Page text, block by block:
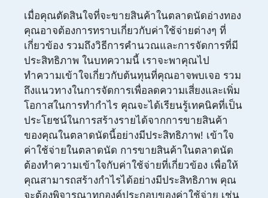
เมื่อคุณตัดสินใจที่จะขายสินค้าในตลาดนัดอ่างทอง
คุณอาจต้องการทราบเกี่ยวกับค่าใช้จ่ายต่างๆ ที่
เกี่ยวข้อง รวมถึงวิธีการคำนวณและการจัดการที่มี
ประสิทธิภาพ ในบทความนี้ เราจะพาคุณไป
ทำความเข้าใจเกี่ยวกับต้นทุนที่คุณอาจพบเจอ รวม
ถึงแนวทางในการจัดการเพื่อลดความเสี่ยงและเพิ่ม
โอกาสในการทำกำไร คุณจะได้เรียนรู้เทคนิคที่เป็น
ประโยชน์ในการสร้างรายได้จากการขายสินค้า
ของคุณในตลาดนัดนี้อย่างมีประสิทธิภาพ! เข้าใจ
ค่าใช้จ่ายในตลาดนัด การขายสินค้าในตลาดนัด
ต้องทำความเข้าใจกับค่าใช้จ่ายที่เกี่ยวข้อง เพื่อให้
คุณสามารถสร้างกำไรได้อย่างมีประสิทธิภาพ คุณ
จะต้องพิจารณาทุกองค์ประกอบของค่าใช้จ่าย เช่น